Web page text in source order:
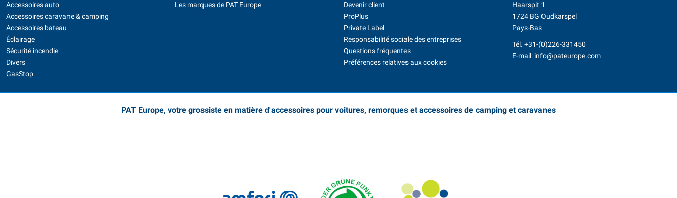
Accessoires auto
Accessoires caravane & camping
Accessoires bateau
Éclairage
Sécurité incendie
Divers
GasStop
Les marques de PAT Europe
Devenir client
ProPlus
Private Label
Responsabilité sociale des entreprises
Questions fréquentes
Préférences relatives aux cookies
Haarspit 1
1724 BG Oudkarspel
Pays-Bas
Tél. +31-(0)226-331450
E-mail: info@pateurope.com
PAT Europe, votre grossiste en matière d'accessoires pour voitures, remorques et accessoires de camping et caravanes